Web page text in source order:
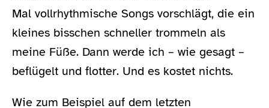
Mal vollrhythmische Songs vorschlägt, die ein
kleines bisschen schneller trommeln als
meine Füße. Dann werde ich – wie gesagt –
beflügelt und flotter. Und es kostet nichts.
Wie zum Beispiel auf dem letzten